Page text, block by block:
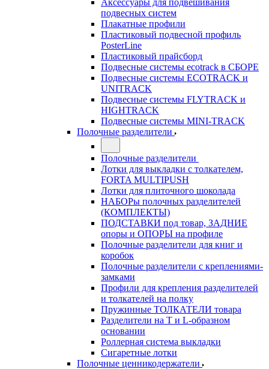
Аксессуары для подвешивания
подвесных систем
Плакатные профили
Пластиковый подвесной профиль
PosterLine
Пластиковый прайсборд
Подвесные системы ecotrack в СБОРЕ
Подвесные системы ECOTRACK и
UNITRACK
Подвесные системы FLYTRACK и
HIGHTRACK
Подвесные системы MINI-TRACK
Полочные разделители
Полочные разделители
Лотки для выкладки с толкателем,
FORTA MULTIPUSH
Лотки для плиточного шоколада
НАБОРы полочных разделителей
(КОМПЛЕКТЫ)
ПОДСТАВКИ под товар, ЗАДНИЕ
опоры и ОПОРЫ на профиле
Полочные разделители для книг и
коробок
Полочные разделители с креплениями-
замками
Профили для крепления разделителей
и толкателей на полку
Пружинные ТОЛКАТЕЛИ товара
Разделители на Т и L-образном
основании
Роллерная система выкладки
Сигаретные лотки
Полочные ценникодержатели